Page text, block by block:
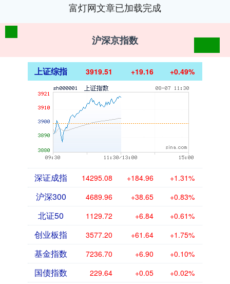
富灯网文章已加载完成
沪深京指数
上证综指 3919.51 +19.16 +0.49%
深证成指 14295.08 +184.96 +1.31%
沪深300 4689.96 +38.65 +0.83%
北证50 1129.72 +6.84 +0.61%
创业板指 3577.20 +61.64 +1.75%
基金指数 7236.70 +6.90 +0.10%
国债指数 229.64 +0.05 +0.02%